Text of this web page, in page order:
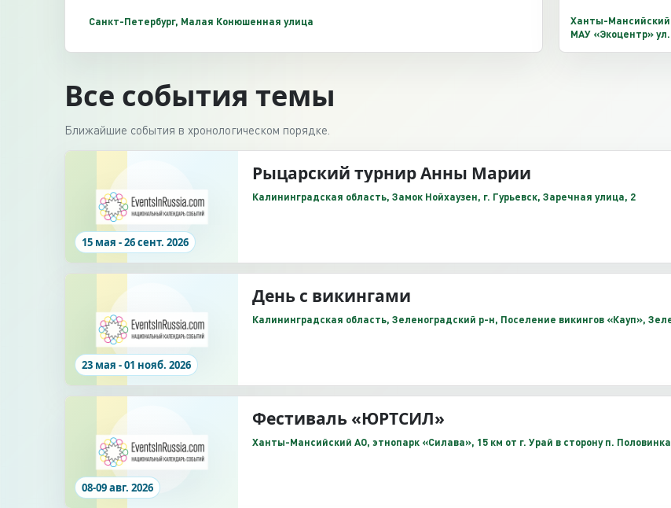
Санкт-Петербург, Малая Конюшенная улица
Ханты-Мансийский
МАУ «Экоцентр»
Все события темы
Ближайшие события в хронологическом порядке.
15 мая - 26 сент. 2026
Рыцарский турнир Анны Марии
Калининградская область, Замок Нойхаузен, г. Гурьевск, Заречная улица, 2
23 мая - 01 нояб. 2026
День с викингами
Калининградская область, Зеленоградский р-н, Поселение викингов «Кауп»,
08-09 авг. 2026
Фестиваль «ЮРТСИЛ»
Ханты-Мансийский АО, этнопарк «Силава», 15 км от г. Урай в сторону п. Половинка